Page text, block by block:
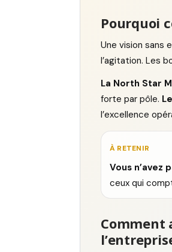
Pourquoi
Une vision sans
l’agitation. Les
La North Star
forte par pôle.
l’excellence
À RETENIR
Vous n’avez
ceux qui
Comment